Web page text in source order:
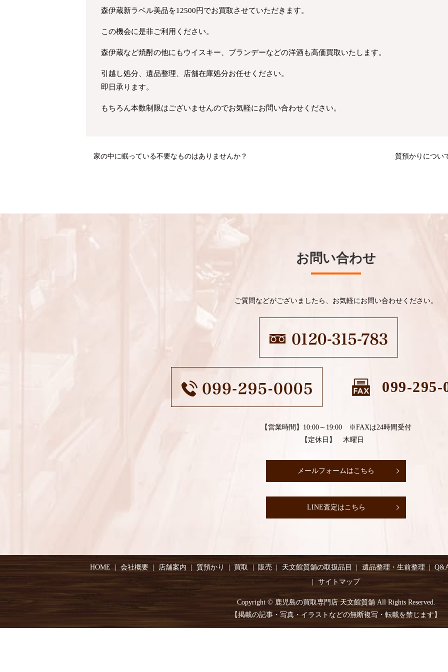
森伊蔵新ラベル美品を12500円でお買取させていただきます。
この機会に是非ご利用ください。
森伊蔵など焼酎の他にもウイスキー、ブランデーなどの洋酒も高価買取いたします。
引越し処分、遺品整理、店舗在庫処分お任せください。
即日承ります。
もちろん本数制限はございませんのでお気軽にお問い合わせください。
家の中に眠っている不要なものはありませんか？ 質預かりについ
お問い合わせ
ご質問などがございましたら、お気軽にお問い合わせください。
099-295-
【営業時間】10:00～19:00 ※FAXは24時間受付
【定休日】 木曜日
メールフォームはこちら
LINE査定はこちら
HOME 会社概要 店舗案内 質預かり 買取 販売 天文館質舗の取扱品目 遺品整理・生前整理
サイトマップ
Copyright © 鹿児島の買取専門店 天文館質舗 All Rights Reserved.
【掲載の記事・写真・イラストなどの無断複写・転載を禁じます】